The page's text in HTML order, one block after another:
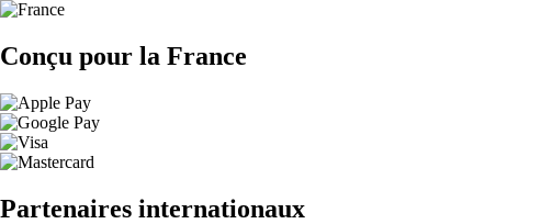
Conçu pour la France
Partenaires internationaux